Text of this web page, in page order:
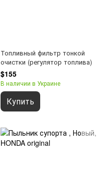
Топливный фильтр тонкой
очистки (регулятор топлива)
$155
В наличии в Украине
Купить